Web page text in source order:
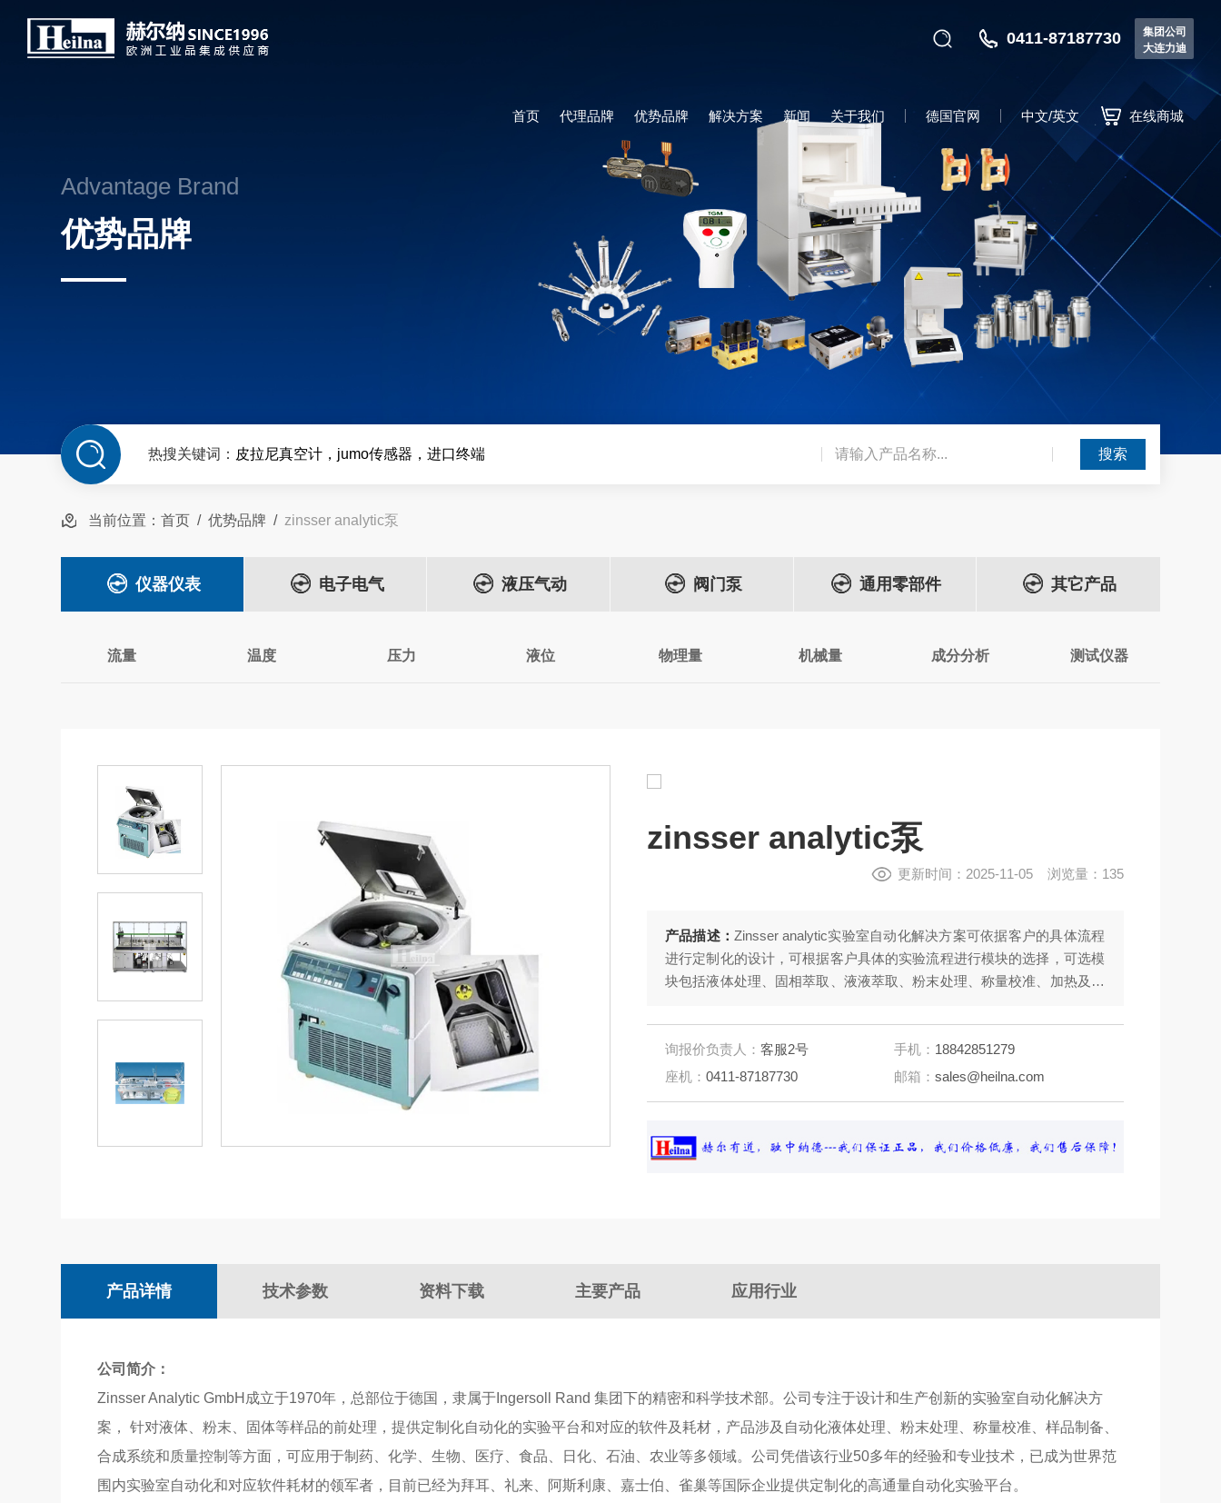
集团公司
大连力迪
0411-87187730
首页 代理品牌 优势品牌 解决方案 新闻 关于我们 德国官网 中文/英文 在线商城
Advantage Brand
优势品牌
热搜关键词： 皮拉尼真空计，jumo传感器，进口终端
当前位置：首页 /优势品牌 / zinsser analytic泵
仪器仪表 电子电气 液压气动 阀门泵 通用零部件 其它产品
流量 温度 压力 液位 物理量 机械量 成分分析 测试仪器
zinsser analytic泵
更新时间：2025-11-05 浏览量：135
产品描述： Zinsser analytic实验室自动化解决方案可依据客户的具体流程
进行定制化的设计，可根据客户具体的实验流程进行模块的选择，可选模
块包括液体处理、固相萃取、液液萃取、粉末处理、称量校准、加热及冷
码扫描等。
询报价负责人： 客服2号 手机： 18842851279
座机： 0411-87187730 邮箱：sales@heilna.com
产品详情 技术参数 资料下载 主要产品 应用行业
公司简介：
Zinsser Analytic GmbH成立于1970年，总部位于德国，隶属于Ingersoll Rand 集团下的精密和科学技术部。公司专注于设计和生产创新的实验室自动化解决方
案， 针对液体、粉末、固体等样品的前处理，提供定制化自动化的实验平台和对应的软件及耗材，产品涉及自动化液体处理、粉末处理、称量校准、样品制备、
合成系统和质量控制等方面，可应用于制药、化学、生物、医疗、食品、日化、石油、农业等多领域。公司凭借该行业50多年的经验和专业技术，已成为世界范
围内实验室自动化和对应软件耗材的领军者，目前已经为拜耳、礼来、阿斯利康、嘉士伯、雀巢等国际企业提供定制化的高通量自动化实验平台。